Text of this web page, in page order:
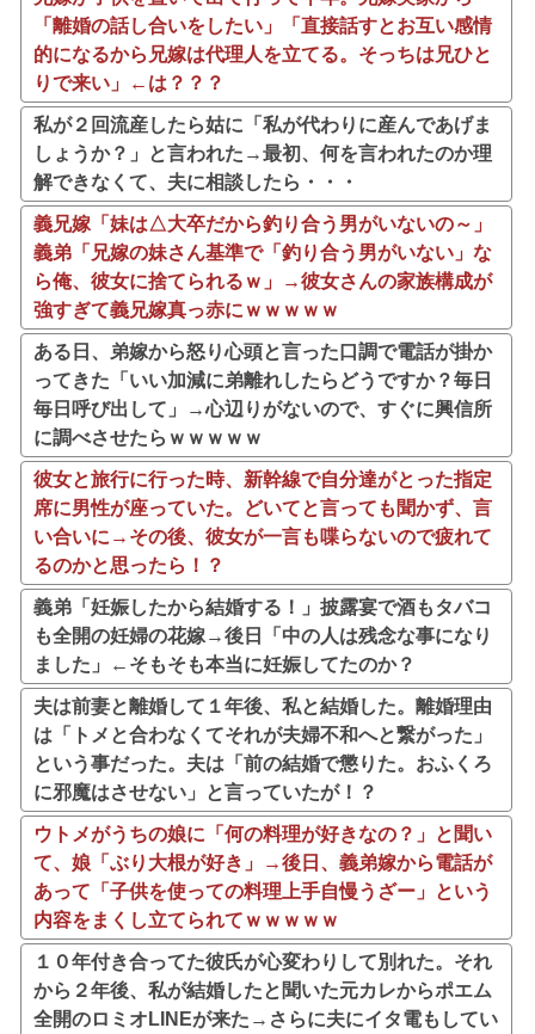
「離婚の話し合いをしたい」「直接話すとお互い感情
的になるから兄嫁は代理人を立てる。そっちは兄ひと
りで来い」←は？？？
私が２回流産したら姑に「私が代わりに産んであげま
しょうか？」と言われた→最初、何を言われたのか理
解できなくて、夫に相談したら・・・
義兄嫁「妹は△大卒だから釣り合う男がいないの～」
義弟「兄嫁の妹さん基準で「釣り合う男がいない」な
ら俺、彼女に捨てられるｗ」→彼女さんの家族構成が
強すぎて義兄嫁真っ赤にｗｗｗｗｗ
ある日、弟嫁から怒り心頭と言った口調で電話が掛か
ってきた「いい加減に弟離れしたらどうですか？毎日
毎日呼び出して」→心辺りがないので、すぐに興信所
に調べさせたらｗｗｗｗｗ
彼女と旅行に行った時、新幹線で自分達がとった指定
席に男性が座っていた。どいてと言っても聞かず、言
い合いに→その後、彼女が一言も喋らないので疲れて
るのかと思ったら！？
義弟「妊娠したから結婚する！」披露宴で酒もタバコ
も全開の妊婦の花嫁→後日「中の人は残念な事になり
ました」←そもそも本当に妊娠してたのか？
夫は前妻と離婚して１年後、私と結婚した。離婚理由
は「トメと合わなくてそれが夫婦不和へと繋がった」
という事だった。夫は「前の結婚で懲りた。おふくろ
に邪魔はさせない」と言っていたが！？
ウトメがうちの娘に「何の料理が好きなの？」と聞い
て、娘「ぶり大根が好き」→後日、義弟嫁から電話が
あって「子供を使っての料理上手自慢うざー」という
内容をまくし立てられてｗｗｗｗｗ
１０年付き合ってた彼氏が心変わりして別れた。それ
から２年後、私が結婚したと聞いた元カレからポエム
全開のロミオLINEが来た→さらに夫にイタ電もしてい